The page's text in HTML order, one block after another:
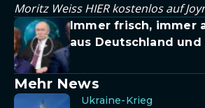
Moritz Weiss HIER kostenlos auf
Immer frisch, immer
aus Deutschland
Mehr News
Ukraine-Krieg